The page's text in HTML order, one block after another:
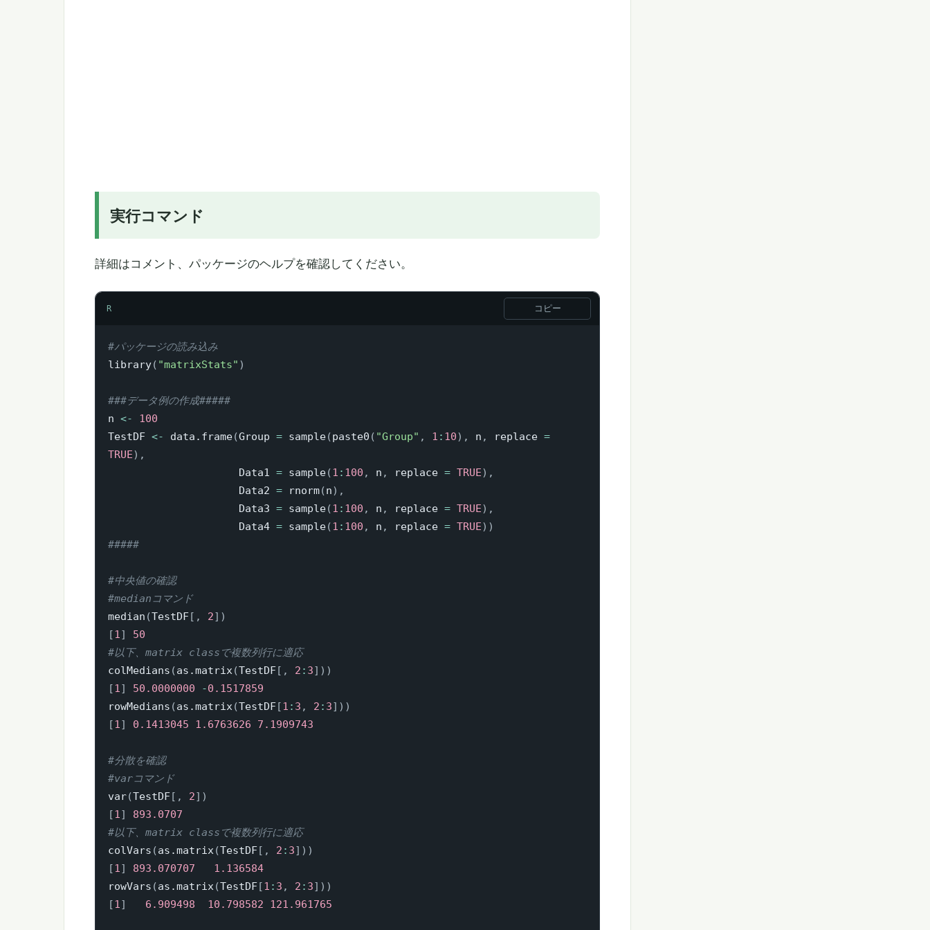
実行コマンド
詳細はコメント、パッケージのヘルプを確認してください。
R コピー
#パッケージの読み込み
library( "matrixStats" )
###データ例の作成#####
n <-
100
TestDF <- data.frame(Group = sample(paste0 ( "Group" , 1 : 10) , n , replace =
TRUE) ,
                     Data1
= sample(1 : 100 , n , replace = TRUE) ,
                     Data2
= rnorm(n) ,
                     Data3
= sample(1 : 100 , n , replace = TRUE) ,
                     Data4
= sample(1 : 100 , n , replace = TRUE) )
#####
#中央値の確認
#medianコマンド
median (TestDF [ , 2] )
[1]
50
#以下、matrix classで複数列行に適応
colMedians (as.matrix(TestDF [ , 2 : 3] ) )
[1] 50.0000000 -0.1517859
rowMedians (as.matrix(TestDF [1 : 3 , 2 : 3] ) )
[1] 0.1413045 1.6763626 7.1909743
#分散を確認
#varコマンド
var(TestDF [ , 2] )
[1]
893.0707
#以下、matrix classで複数列行に適応
colVars (as.matrix(TestDF [ , 2 : 3] ) )
[1] 893.070707
1.136584
rowVars (as.matrix(TestDF [1 : 3 , 2 : 3] ) )
[1] 6.909498 10.798582 121.961765